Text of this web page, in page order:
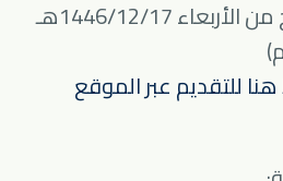
📅 موعد التقديم: متاح من الأربعاء 1446/12/17هـ
للتقديم عبر الموقع